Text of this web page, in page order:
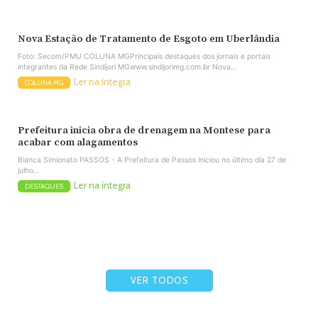
Nova Estação de Tratamento de Esgoto em Uberlândia
Foto: Secom/PMU COLUNA MGPrincipais destaques dos jornais e portais
integrantes da Rede Sindijori MGwww.sindijorimg.com.br Nova...
COLUNA MG Ler na íntegra
Prefeitura inicia obra de drenagem na Montese para
acabar com alagamentos
Bianca Simionato PASSOS - A Prefeitura de Passos iniciou no último dia 27 de
julho...
DESTAQUES Ler na íntegra
VER TODOS